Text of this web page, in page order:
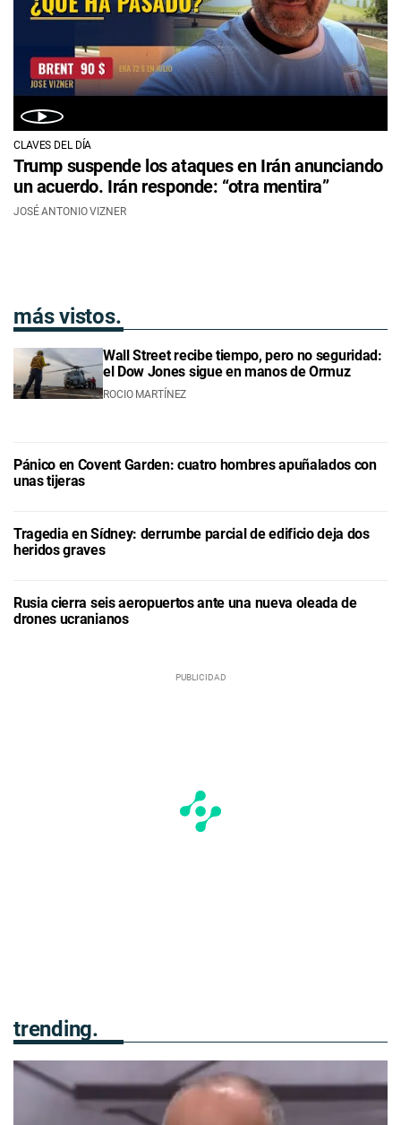
CLAVES DEL DÍA
Trump suspende los ataques en Irán anunciando
un acuerdo. Irán responde: “otra mentira”
JOSÉ ANTONIO VIZNER
más vistos.
Wall Street recibe tiempo, pero no seguridad:
el Dow Jones sigue en manos de Ormuz
ROCIO MARTÍNEZ
Pánico en Covent Garden: cuatro hombres apuñalados con
unas tijeras
Tragedia en Sídney: derrumbe parcial de edificio deja dos
heridos graves
Rusia cierra seis aeropuertos ante una nueva oleada de
drones ucranianos
trending.